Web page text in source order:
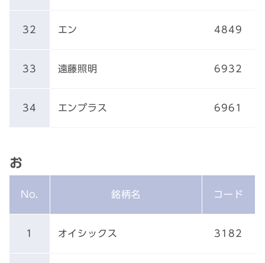
32 エン 4849
33 遠藤照明 6932
34 エンプラス 6961
お
No. 銘柄名 コード
1 オイシックス 3182